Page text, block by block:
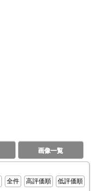
画像一覧
全件 高評価順
低評価順